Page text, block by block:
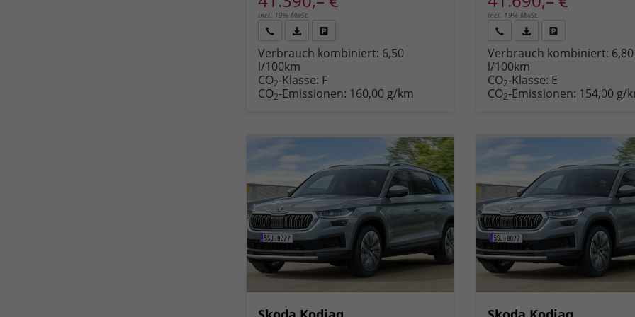
incl. 19% MwSt.
anfordernDatei,
Fahrzeugexposé
drucken
drucken,
oder
vergleichen
Verbrauch kombiniert: 6,50
l/100km
CO2-Klasse: F
CO2-Emissionen: 160,00 g/km
incl. 19% MwSt.
anfordernDatei,
Fahrzeugexposé
drucken
drucken,
oder
vergleichen
Verbrauch kombiniert: 6,80
l/100km
CO2-Klasse: E
CO2-Emissionen: 154,00 g/